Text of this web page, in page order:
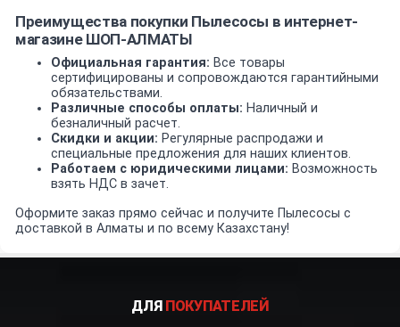
Преимущества покупки Пылесосы в интернет-
магазине ШОП-АЛМАТЫ
Официальная гарантия: Все товары
сертифицированы и сопровождаются гарантийными
обязательствами.
Различные способы оплаты: Наличный и
безналичный расчет.
Скидки и акции: Регулярные распродажи и
специальные предложения для наших клиентов.
Работаем с юридическими лицами: Возможность
взять НДС в зачет.
Оформите заказ прямо сейчас и получите Пылесосы с
доставкой в Алматы и по всему Казахстану!
ДЛЯ ПОКУПАТЕЛЕЙ